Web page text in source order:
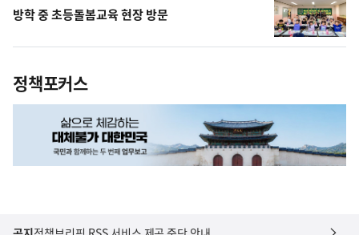
방학 중 초등돌봄교육 현장 방문
정책포커스